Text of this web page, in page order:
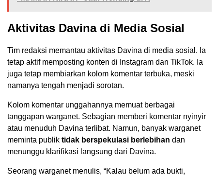
Aktivitas Davina di Media Sosial
Tim redaksi memantau aktivitas Davina di media sosial. Ia
tetap aktif memposting konten di Instagram dan TikTok. Ia
juga tetap membiarkan kolom komentar terbuka, meski
namanya tengah menjadi sorotan.
Kolom komentar unggahannya memuat berbagai
tanggapan warganet. Sebagian memberi komentar nyinyir
atau menuduh Davina terlibat. Namun, banyak warganet
meminta publik tidak berspekulasi berlebihan dan
menunggu klarifikasi langsung dari Davina.
Seorang warganet menulis, “Kalau belum ada bukti,